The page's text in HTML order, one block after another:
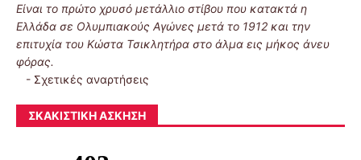
Είναι το πρώτο χρυσό μετάλλιο στίβου που κατακτά η
Ελλάδα σε Ολυμπιακούς Αγώνες μετά το 1912 και την
επιτυχία του Κώστα Τσικλητήρα στο άλμα εις μήκος άνευ
φόρας.
- Σχετικές αναρτήσεις
ΣΚΑΚΙΣΤΙΚΉ ΆΣΚΗΣΗ